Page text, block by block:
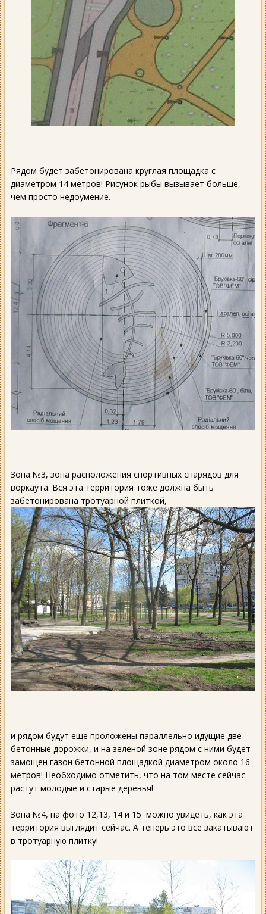
Рядом будет забетонирована круглая площадка с
диаметром 14 метров! Рисунок рыбы вызывает больше,
чем просто недоумение.
Зона №3, зона расположения спортивных снарядов для
воркаута. Вся эта территория тоже должна быть
забетонирована тротуарной плиткой,
и рядом будут еще проложены параллельно идущие две
бетонные дорожки, и на зеленой зоне рядом с ними будет
замощен газон бетонной площадкой диаметром около 16
метров! Необходимо отметить, что на том месте сейчас
растут молодые и старые деревья!
Зона №4, на фото 12,13, 14 и 15 можно увидеть, как эта
территория выглядит сейчас. А теперь это все закатывают
в тротуарную плитку!